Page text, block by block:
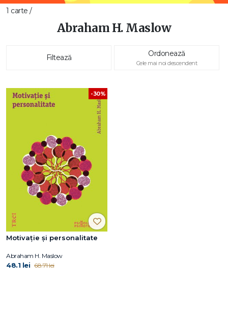
1 carte /
Abraham H. Maslow
Filtează Ordonează
Cele mai noi descendent
-30%
Motivaţie şi personalitate
Abraham H. Maslow
48.1 lei 68.71 lei